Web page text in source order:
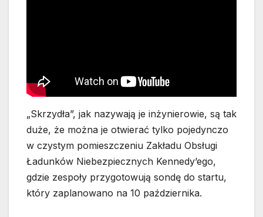
„Skrzydła”, jak nazywają je inżynierowie, są tak
duże, że można je otwierać tylko pojedynczo
w czystym pomieszczeniu Zakładu Obsługi
Ładunków Niebezpiecznych Kennedy’ego,
gdzie zespoły przygotowują sondę do startu,
który zaplanowano na 10 października.